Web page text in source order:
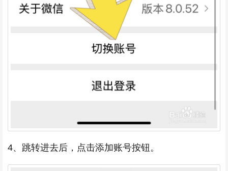
4、跳转进去后，点击添加账号按钮。